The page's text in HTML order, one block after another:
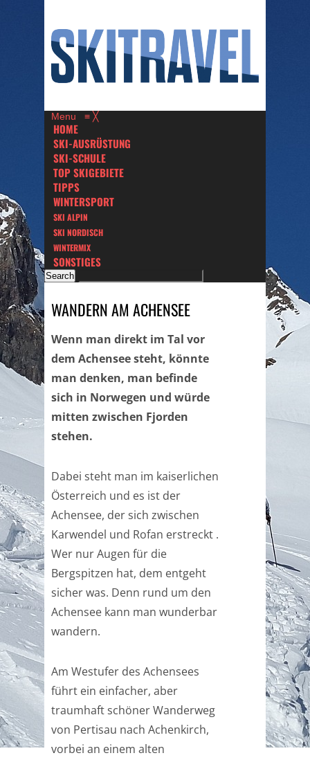
Menu ≡ ╳
HOME
SKI-AUSRÜSTUNG
SKI-SCHULE
TOP SKIGEBIETE
TIPPS
WINTERSPORT
SKI ALPIN
SKI NORDISCH
WINTERMIX
SONSTIGES
WANDERN AM ACHENSEE
Wenn man direkt im Tal vor
dem Achensee steht, könnte
man denken, man befinde
sich in Norwegen und würde
mitten zwischen Fjorden
stehen.
Dabei steht man im kaiserlichen
Österreich und es ist der
Achensee, der sich zwischen
Karwendel und Rofan erstreckt .
Wer nur Augen für die
Bergspitzen hat, dem entgeht
sicher was. Denn rund um den
Achensee kann man wunderbar
wandern.
Am Westufer des Achensees
führt ein einfacher, aber
traumhaft schöner Wanderweg
von Pertisau nach Achenkirch,
vorbei an einem alten